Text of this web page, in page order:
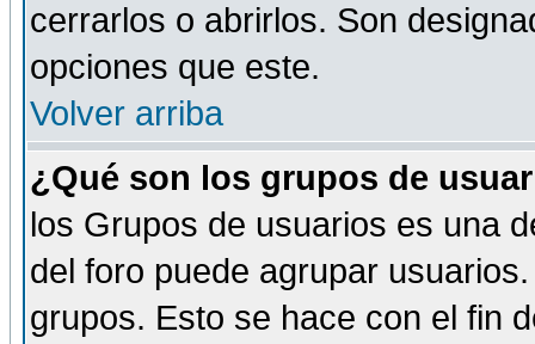
cerrarlos o abrirlos. Son
opciones que este.
Volver arriba
¿Qué son los grupos de
los Grupos de usuarios es una
del foro puede agrupar
grupos. Esto se hace con el fin